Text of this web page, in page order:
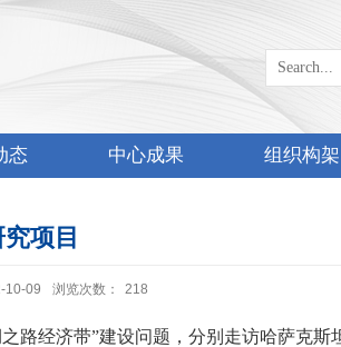
态 中心成果 组织构架
项目
10-09 浏览次数： 218
路经济带”建设问题，分别走访哈萨克斯